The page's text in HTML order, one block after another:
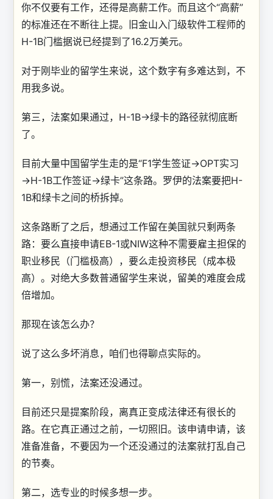
你不仅要有工作，还得是高薪工作。而且这个“高薪”
的标准还在不断往上提。旧金山入门级软件工程师的
H-1B门槛据说已经提到了16.2万美元。
对于刚毕业的留学生来说，这个数字有多难达到，不
用我多说。
第三，法案如果通过，H-1B→绿卡的路径就彻底断
了。
目前大量中国留学生走的是“F1学生签证→OPT实习
→H-1B工作签证→绿卡”这条路。罗伊的法案要把H-
1B和绿卡之间的桥拆掉。
这条路断了之后，想通过工作留在美国就只剩两条
路：要么直接申请EB-1或NIW这种不需要雇主担保的
职业移民（门槛极高），要么走投资移民（成本极
高）。对绝大多数普通留学生来说，留美的难度会成
倍增加。
那现在该怎么办？
说了这么多坏消息，咱们也得聊点实际的。
第一，别慌，法案还没通过。
目前还只是提案阶段，离真正变成法律还有很长的
路。在它真正通过之前，一切照旧。该申请申请，该
准备准备，不要因为一个还没通过的法案就打乱自己
的节奏。
第二，选专业的时候多想一步。